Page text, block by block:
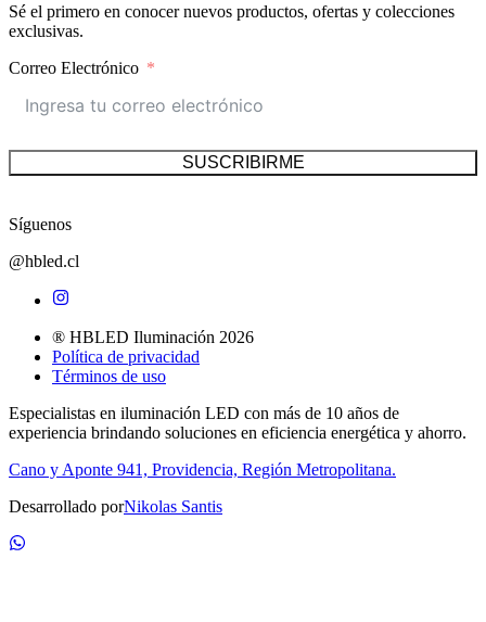
Sé el primero en conocer nuevos productos, ofertas y colecciones
exclusivas.
Correo Electrónico
SUSCRIBIRME
Síguenos
@hbled.cl
® HBLED Iluminación 2026
Política de privacidad
Términos de uso
Especialistas en iluminación LED con más de 10 años de
experiencia brindando soluciones en eficiencia energética y ahorro.
Cano y Aponte 941, Providencia, Región Metropolitana.
Desarrollado porNikolas Santis